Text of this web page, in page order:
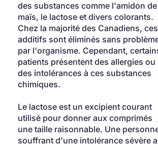
des substances comme l'amidon de
maïs, le lactose et divers colorants.
Chez la majorité des Canadiens, ces
additifs sont éliminés sans
par l'organisme. Cependant,
patients présentent des allergies ou
des intolérances à ces substances
chimiques.
Le lactose est un excipient courant
utilisé pour donner aux comprimés
une taille raisonnable. Une
souffrant d'une intolérance sévère